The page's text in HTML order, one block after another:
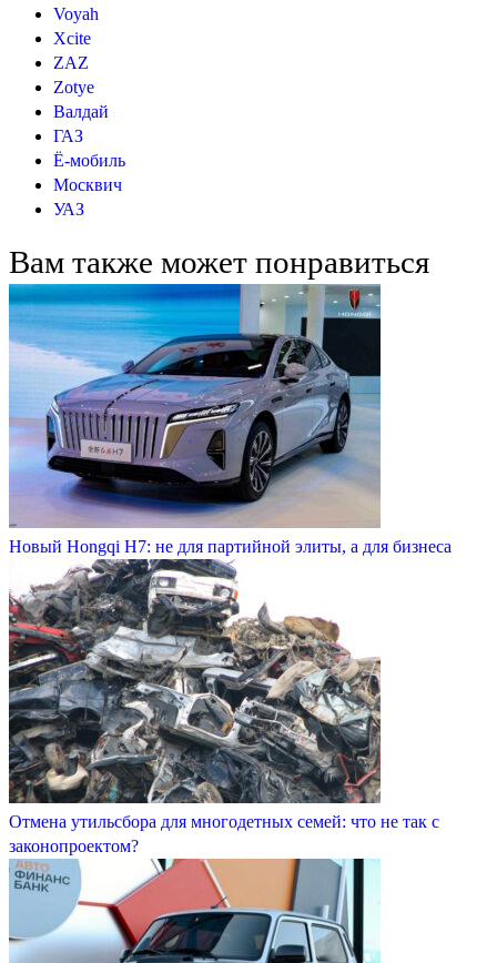
Voyah
Xcite
ZAZ
Zotye
Валдай
ГАЗ
Ё-мобиль
Москвич
УАЗ
Вам также может понравиться
Новый Hongqi H7: не для партийной элиты, а для бизнеса
Отмена утильсбора для многодетных семей: что не так с
законопроектом?